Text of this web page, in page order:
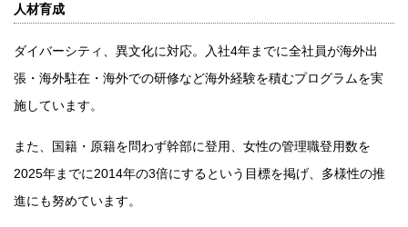
人材育成
ダイバーシティ、異文化に対応。入社4年までに全社員が海外出
張・海外駐在・海外での研修など海外経験を積むプログラムを実
施しています。
また、国籍・原籍を問わず幹部に登用、女性の管理職登用数を
2025年までに2014年の3倍にするという目標を掲げ、多様性の推
進にも努めています。